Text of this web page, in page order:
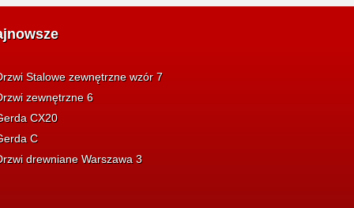
Stalowe zewnętrzne wzór 7
zewnętrzne 6
CX20
C
drewniane Warszawa 3